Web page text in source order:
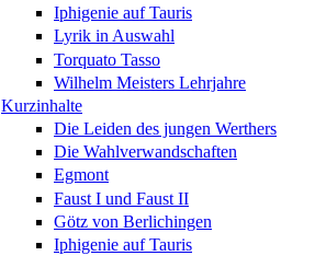
Iphigenie auf Tauris
Lyrik in Auswahl
Torquato Tasso
Wilhelm Meisters Lehrjahre
Kurzinhalte
Die Leiden des jungen Werthers
Die Wahlverwandschaften
Egmont
Faust I und Faust II
Götz von Berlichingen
Iphigenie auf Tauris